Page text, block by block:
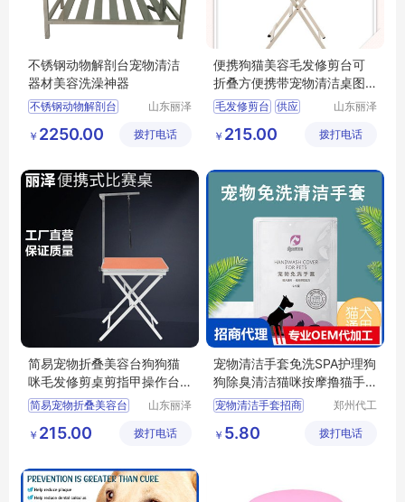
不锈钢动物解剖台宠物清洁
器材美容洗澡神器
不锈钢动物解剖台
狗狗及用品
山东丽泽
有限公司
￥ 2250.00 拨打电话
便携狗猫美容毛发修剪台可
折叠方便携带宠物清洁桌图
片
毛发修剪台 供应
狗狗清洁美容工具
山东丽泽
有限公司
￥ 215.00 拨打电话
简易宠物折叠美容台狗狗猫
咪毛发修剪桌剪指甲操作台
丽泽
简易宠物折叠美容台
狗狗及用品
山东丽泽
有限公司
￥ 215.00 拨打电话
宠物清洁手套免洗SPA护理狗
狗除臭清洁猫咪按摩撸猫手
套批发
宠物清洁手套招商
宠物清洁手套定制
郑州代工
技有限公
￥ 5.80 拨打电话